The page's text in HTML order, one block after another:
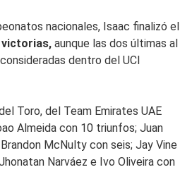
nacionales, Isaac finalizó el
victorias, aunque las dos últimas al
dentro del UCI
Toro, del Team Emirates UAE
Almeida con 10 triunfos; Juan
McNulty con seis; Jay Vine
Narváez e Ivo Oliveira con